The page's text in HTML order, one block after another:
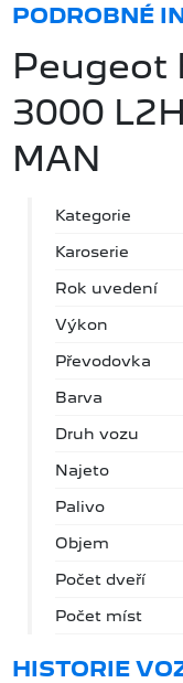
PODROBNÉ
Peugeot
3000
MAN
Kategorie
Karoserie
Rok uvedení
Výkon
Převodovka
Barva
Druh vozu
Najeto
Palivo
Objem
Počet dveří
Počet míst
HISTORIE